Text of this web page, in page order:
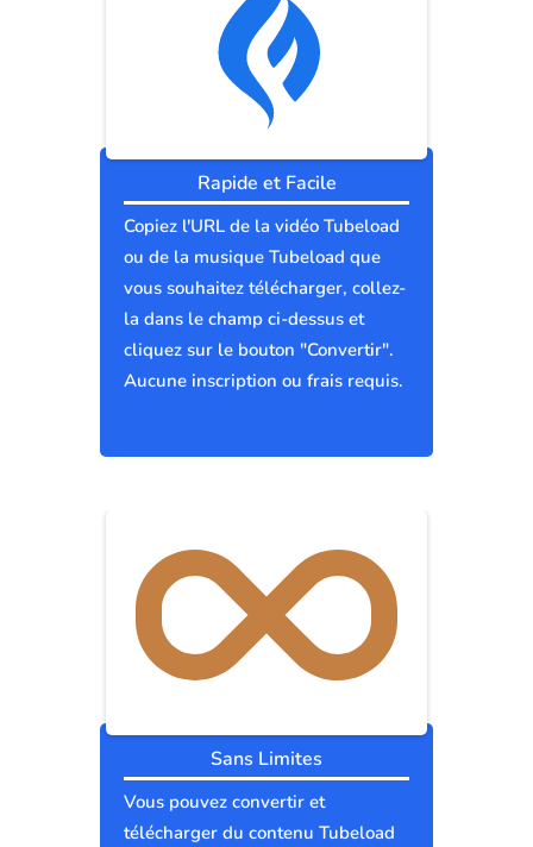
Rapide et Facile
Copiez l'URL de la vidéo Tubeload
ou de la musique Tubeload que
vous souhaitez télécharger, collez-
la dans le champ ci-dessus et
cliquez sur le bouton "Convertir".
Aucune inscription ou frais requis.
Sans Limites
Vous pouvez convertir et
télécharger du contenu Tubeload